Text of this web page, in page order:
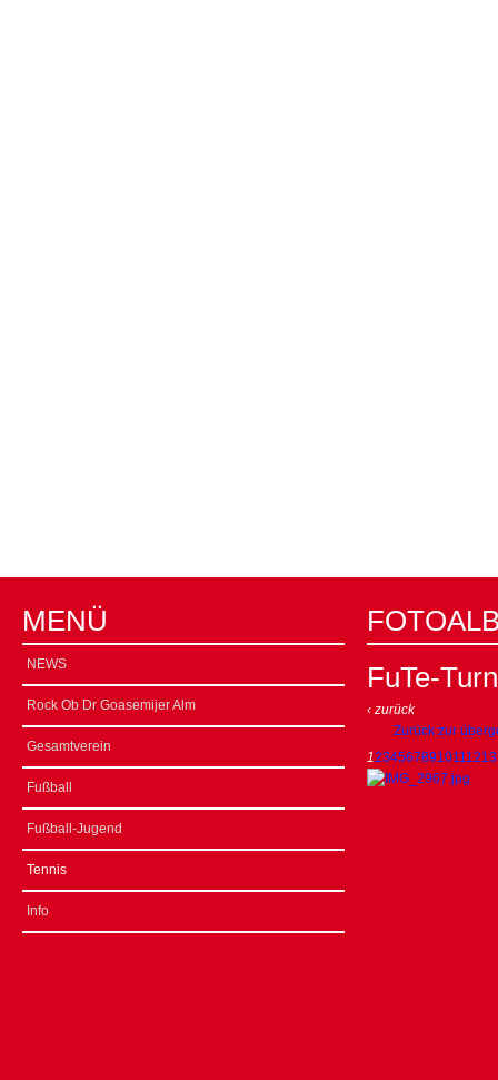
MENÜ
NEWS
Rock Ob Dr Goasemijer Alm
Gesamtverein
Fußball
Fußball-Jugend
Tennis
Info
FuTe-
‹ zurück
Zurück zur
1234567891011 1213